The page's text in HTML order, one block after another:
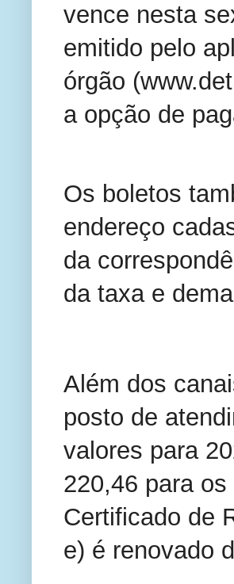
vence nesta
emitido pelo
órgão
a opção de
Os boletos
endereço
da
da taxa e
Além dos
posto de
valores para
220,46 para
Certificado de
e) é renovado